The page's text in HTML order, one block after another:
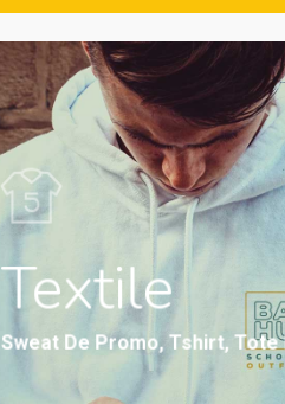
Textile
Sweat De Promo, Tshirt, Tote